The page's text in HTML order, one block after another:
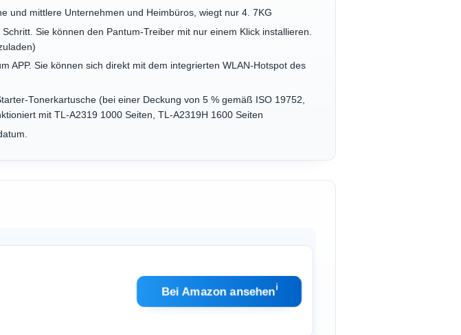
und mittlere Unternehmen und Heimbüros, wiegt nur 4. 7KG
Sie können den Pantum-Treiber mit nur einem Klick installieren.
APP. Sie können sich direkt mit dem integrierten WLAN-Hotspot des
Tonerkartusche (bei einer Deckung von 5 % gemäß ISO 19752,
mit TL-A2319 1000 Seiten, TL-A2319H 1600 Seiten
Bei Amazon ansehenℹ︎